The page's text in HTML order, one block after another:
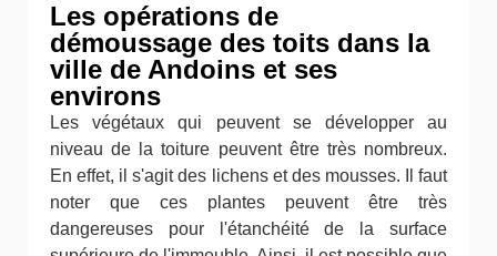
Les opérations de
démoussage des toits dans la
ville de Andoins et ses
environs
Les végétaux qui peuvent se développer au
niveau de la toiture peuvent être très nombreux.
En effet, il s'agit des lichens et des mousses. Il faut
noter que ces plantes peuvent être très
dangereuses pour l'étanchéité de la surface